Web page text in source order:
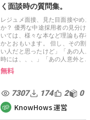
く面談時の質問集。
レジュメ面接、見た目面接やめ
か？ 優秀な中途採用者の見分け
いては、様々な本など理論も存
かとおもいます。 但し、その割
い人だと思ったけど」「あの人
時には、、、」「あの人意外と...
無料
7307 174 2 0
KnowHows 運営